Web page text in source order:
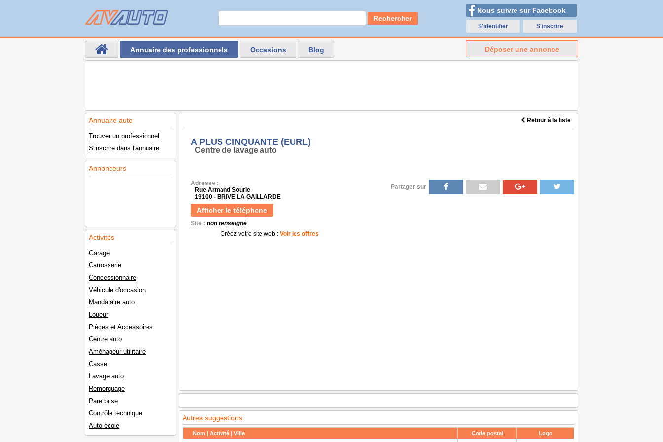
Rechercher
Nous suivre sur Facebook
S'identifier S'inscrire
Annuaire des professionnels Occasions Blog Déposer une annonce
Annuaire auto
Trouver un professionnel
S'inscrire dans l'annuaire
Annonceurs
Activités
Garage
Carrosserie
Concessionnaire
Véhicule d'occasion
Mandataire auto
Loueur
Pièces et Accessoires
Centre auto
Aménageur utilitaire
Casse
Lavage auto
Remorquage
Pare brise
Contrôle technique
Auto école
Retour à la liste
A PLUS CINQUANTE (EURL)
Centre de lavage auto
Adresse :
Rue Armand Sourie
19100 - BRIVE LA GAILLARDE
Afficher le téléphone
Site : non renseigné
Créez votre site web : Voir les offres
Partager sur
Autres suggestions
Nom | Activité | Ville Code postal Logo